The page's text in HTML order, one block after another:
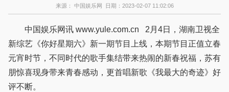
港台明星八卦
日本韩国明星
欧美明星八卦
来源： 中国娱乐网 日期：2023-02-07 11:02:06
中国娱乐网讯 www.yule.com.cn 2月4日，湖南卫视全
新综艺《你好星期六》新一期节目上线，本期节目正值立春
元宵时节，不同时代的歌手集结带来热闹的新春祝福，苏有
朋惊喜现身带来青春感动，更首唱新歌《我最大的奇迹》好
评不断。